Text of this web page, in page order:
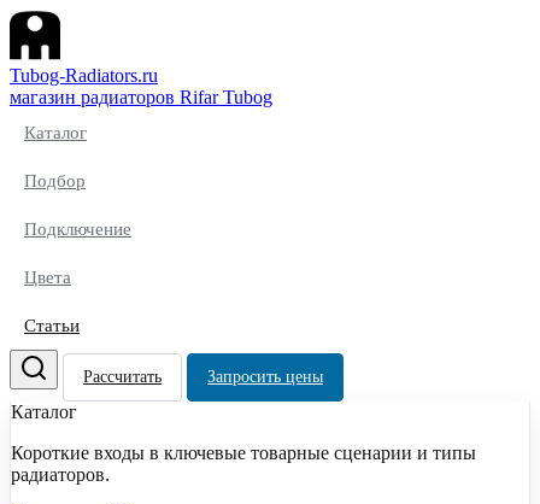
Tubog-Radiators.ru
магазин радиаторов Rifar Tubog
Каталог
Подбор
Подключение
Цвета
Статьи
Рассчитать Запросить цены
Каталог
Короткие входы в ключевые товарные сценарии и типы
радиаторов.